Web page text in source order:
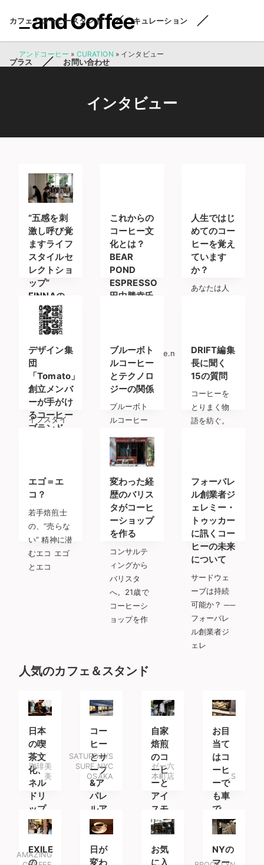
カフェ・コーヒースタンド キュレーション
プラス お問い合わせ
アンドコーヒー » CURATION » インタビュー
インタビュー
”五感を刺
激し呼び覚
ますライフ
スタイルセ
レクトショ
ップ”
FINNAの
店長に聞く
コーヒーの
楽しみ方と
ショップに
ついて
2020年2月
28日にオー
プンしたラ
イフスタイ
これからの
コーヒー文
化とは？
BEAR
POND
ESPRESSO
田中勝幸氏
https://canalize.n
人生ではじ
めてのコー
ヒーを覚え
ています
か？
あなたは人
か？ 1
デザイン集
団
「Tomato」
創立メンバ
ーが手がけ
るコーヒー
ブランド
ている、デ
ザイン集団
「
ブルーボト
ルコーヒー
とテクノロ
ジーの関係
ブルーボト
ルコーヒー
何をしてい
るのか
DRIFT編集
長に聞く
15の質問
コーヒーを
とりまく物
語を紡ぐ。
エゴ＝エ
コ？
若手焙煎士
の、“売らな
い” 精神に潜
むエコ エゴ
とエコ
変わった経
歴のバリス
タがコーヒ
ーショップ
を作る
コンサルテ
ィングから
バリスタ
へ。21歳で
コーヒーシ
ョップを作
フォーバレ
ル創業者ジ
ェレミー・
トゥッカー
に訊くコー
ヒーの未来
について
サードウェ
ーブは持続
可能か？ ──
フォーバレ
ル創業者ジ
ェレ
人気のカフェ＆スタンド
日本
の喫
茶文
化、
ネル
ドリ
ップ
コー
ヒー
を味
わい
珈琲美
美
コー
ヒー
とサ
ーフ
&ア
パレ
ルア
イテ
ムを
楽し
みに
SATURDAYS
SURF NYC
OSAKA
自家
焙煎
のコ
ーヒ
ーと
アイ
スモ
ナカ
と
ゼー六
本町店
お目
当て
はコ
ーヒ
ーで
も車
で
も。
.S
EXILE
の
AMAZING
日が
変わ
お気
に入
NYの
マー